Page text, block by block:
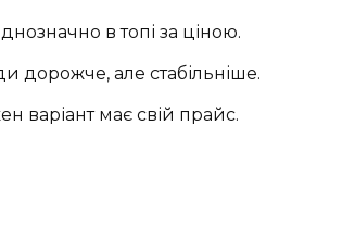
в топі за ціною.
дорожче, але стабільніше.
варіант має свій прайс.